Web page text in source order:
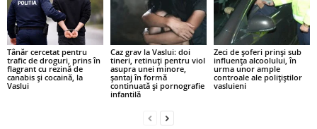
Tânăr cercetat pentru
trafic de droguri, prins în
flagrant cu rezină de
canabis și cocaină, la
Vaslui
Caz grav la Vaslui: doi
tineri, retinuți pentru viol
asupra unei minore,
șantaj în formă
continuată și pornografie
infantilă
Zeci de șoferi prinși sub
influența alcoolului, în
urma unor ample
controale ale polițiștilor
vasluieni